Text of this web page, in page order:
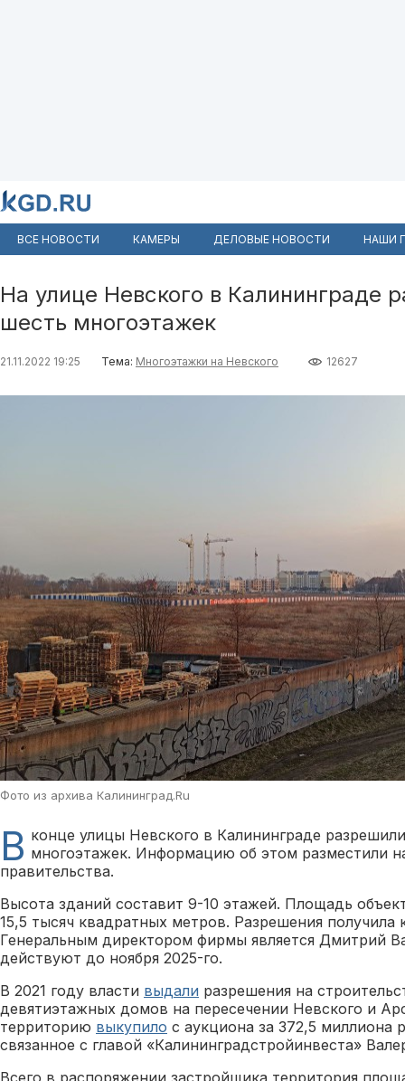
ВСЕ НОВОСТИ КАМЕРЫ ДЕЛОВЫЕ НОВОСТИ НАШИ
На улице Невского в Калининграде
шесть многоэтажек
21.11.2022 19:25 Тема: Многоэтажки на Невского 12627
Фото из архива Калининград.Ru
В конце улицы Невского в Калининграде
многоэтажек. Информацию об этом разместили
правительства.
Высота зданий составит 9-10 этажей. Площадь
15,5 тысяч квадратных метров. Разрешения
Генеральным директором фирмы является Дмитрий
действуют до ноября 2025-го.
В 2021 году власти выдали разрешения на
девятиэтажных домов на пересечении Невского и
территорию выкупило с аукциона за 372,5 миллиона
связанное с главой «Калининградстройинвеста»
Всего в распоряжении застройщика территория